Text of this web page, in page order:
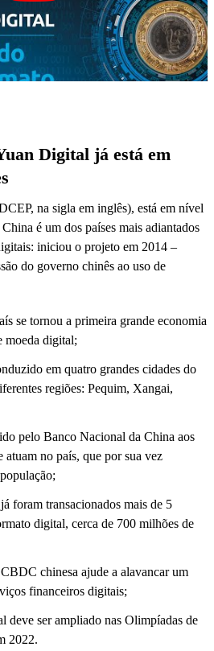
Digital já está em
na sigla em inglês), está em nível
é um dos países mais adiantados
iniciou o projeto em 2014 –
do governo chinês ao uso de
se tornou a primeira grande economia
moeda digital;
em quatro grandes cidades do
regiões: Pequim, Xangai,
pelo Banco Nacional da China aos
atuam no país, que por sua vez
foram transacionados mais de 5
digital, cerca de 700 milhões de
chinesa ajude a alavancar um
financeiros digitais;
deve ser ampliado nas Olimpíadas de
2022.